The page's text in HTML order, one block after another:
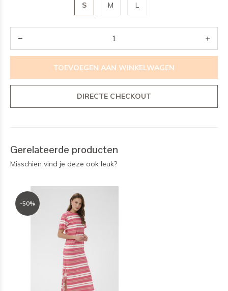
S M L
TOEVOEGEN AAN WINKELWAGEN
DIRECTE CHECKOUT
Gerelateerde producten
Misschien vind je deze ook leuk?
-50%